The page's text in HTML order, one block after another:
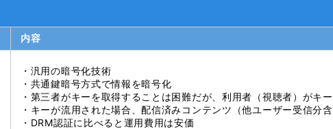
内容
・汎用の暗号化技術
・共通鍵暗号方式で情報を暗号化
・第三者がキーを取得することは困難だが、利用者（視聴者）がキ
・キーが流用された場合、配信済みコンテンツ（他ユーザー受信分
・DRM認証に比べると運用費用は安価